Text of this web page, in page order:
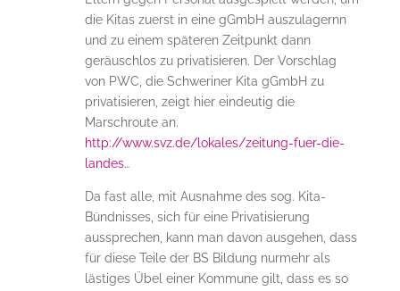
die Kitas zuerst in eine gGmbH auszulagernn
und zu einem späteren Zeitpunkt dann
geräuschlos zu privatisieren. Der Vorschlag
von PWC, die Schweriner Kita gGmbH zu
privatisieren, zeigt hier eindeutig die
Marschroute an.
http://www.svz.de/lokales/zeitung-fuer-die-
landes…
Da fast alle, mit Ausnahme des sog. Kita-
Bündnisses, sich für eine Privatisierung
aussprechen, kann man davon ausgehen, dass
für diese Teile der BS Bildung nurmehr als
lästiges Übel einer Kommune gilt, dass es so